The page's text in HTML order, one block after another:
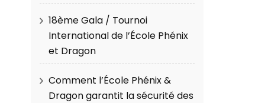
18ème Gala / Tournoi
International de l’École Phénix
et Dragon
Comment l’École Phénix &
Dragon garantit la sécurité des